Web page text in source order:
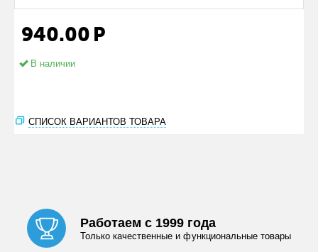
940.00 Р
В наличии
СПИСОК ВАРИАНТОВ ТОВАРА
Работаем с 1999 года
Только качественные и функциональные товары